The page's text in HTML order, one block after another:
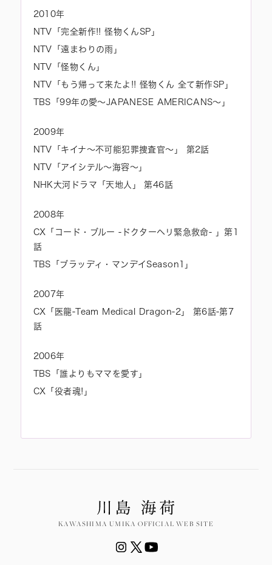
2010年
NTV「完全新作!! 怪物くんSP」
NTV「遠まわりの雨」
NTV「怪物くん」
NTV「もう帰って来たよ!! 怪物くん 全て新作SP」
TBS「99年の愛～JAPANESE AMERICANS～」
2009年
NTV「キイナ～不可能犯罪捜査官～」 第2話
NTV「アイシテル～海容～」
NHK大河ドラマ「天地人」 第46話
2008年
CX「コード・ブルー -ドクターヘリ緊急救命- 」第1
話
TBS「ブラッディ・マンデイSeason1」
2007年
CX「医龍-Team Medical Dragon-2」 第6話-第7
話
2006年
TBS「誰よりもママを愛す」
CX「役者魂!」
KAWASHIMA UMIKA OFFICIAL WEB SITE